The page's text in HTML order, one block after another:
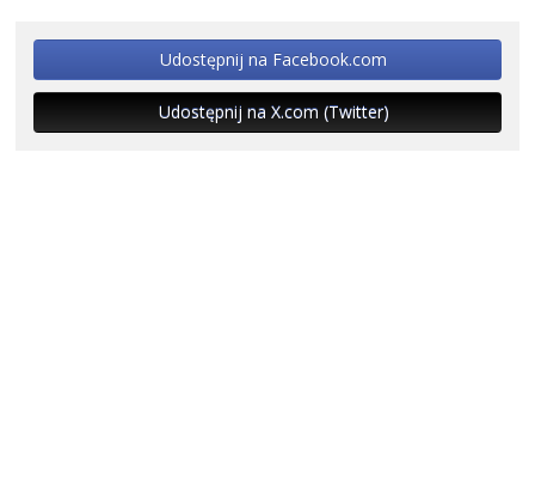
Udostępnij na Facebook.com
Udostępnij na X.com (Twitter)